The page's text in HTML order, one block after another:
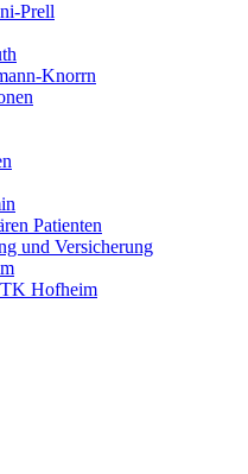
Prell
Knorrn
Patienten
und Versicherung
TK Hofheim